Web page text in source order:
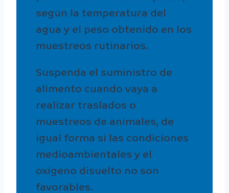
según la temperatura del
agua y el peso obtenido en los
muestreos rutinarios.
Suspenda el suministro de
alimento cuando vaya a
realizar traslados o
muestreos de animales, de
igual forma si las condiciones
medioambientales y el
oxígeno disuelto no son
favorables.